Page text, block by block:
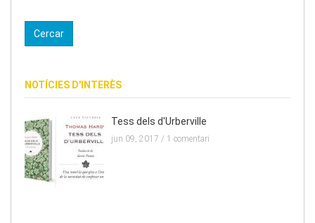
NOTÍCIES D'INTERÈS
Tess dels d'Urberville
jun 09, 2017 / 1 comentari